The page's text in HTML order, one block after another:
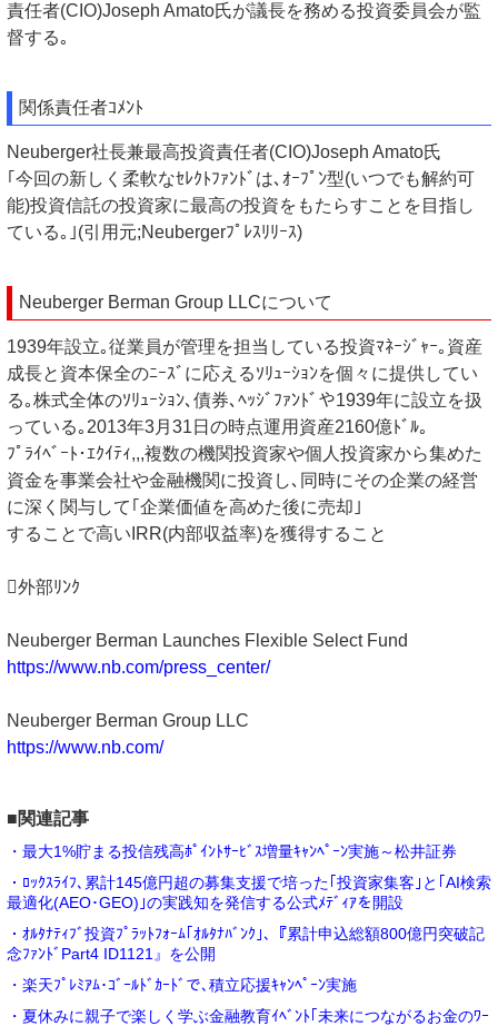
責任者(CIO)Joseph Amato氏が議長を務める投資委員会が監
督する｡
関係責任者ｺﾒﾝﾄ
Neuberger社長兼最高投資責任者(CIO)Joseph Amato氏
｢今回の新しく柔軟なｾﾚｸﾄﾌｧﾝﾄﾞは､ｵｰﾌﾟﾝ型(いつでも解約可
能)投資信託の投資家に最高の投資をもたらすことを目指し
ている｡｣(引用元;Neubergerﾌﾟﾚｽﾘﾘｰｽ)
Neuberger Berman Group LLCについて
1939年設立｡従業員が管理を担当している投資ﾏﾈｰｼﾞｬｰ｡資産
成長と資本保全のﾆｰｽﾞに応えるｿﾘｭｰｼｮﾝを個々に提供してい
る｡株式全体のｿﾘｭｰｼｮﾝ､債券､ﾍｯｼﾞﾌｧﾝﾄﾞや1939年に設立を扱
っている｡2013年3月31日の時点運用資産2160億ﾄﾞﾙ｡
ﾌﾟﾗｲﾍﾞｰﾄ･ｴｸｲﾃｨ,,,複数の機関投資家や個人投資家から集めた
資金を事業会社や金融機関に投資し､同時にその企業の経営
に深く関与して｢企業価値を高めた後に売却｣
することで高いIRR(内部収益率)を獲得すること
外部ﾘﾝｸ
Neuberger Berman Launches Flexible Select Fund
https://www.nb.com/press_center/
Neuberger Berman Group LLC
https://www.nb.com/
■関連記事
・最大1%貯まる投信残高ﾎﾟｲﾝﾄｻｰﾋﾞｽ増量ｷｬﾝﾍﾟｰﾝ実施～松井証券
・ﾛｯｸｽﾗｲﾌ､累計145億円超の募集支援で培った｢投資家集客｣と｢AI検索
最適化(AEO･GEO)｣の実践知を発信する公式ﾒﾃﾞｨｱを開設
・ｵﾙﾀﾅﾃｨﾌﾞ投資ﾌﾟﾗｯﾄﾌｫｰﾑ｢ｵﾙﾀﾅﾊﾞﾝｸ｣､『累計申込総額800億円突破記
念ﾌｧﾝﾄﾞPart4 ID1121』を公開
・楽天ﾌﾟﾚﾐｱﾑ･ｺﾞｰﾙﾄﾞｶｰﾄﾞで､積立応援ｷｬﾝﾍﾟｰﾝ実施
・夏休みに親子で楽しく学ぶ金融教育ｲﾍﾞﾝﾄ｢未来につながるお金のﾜｰ